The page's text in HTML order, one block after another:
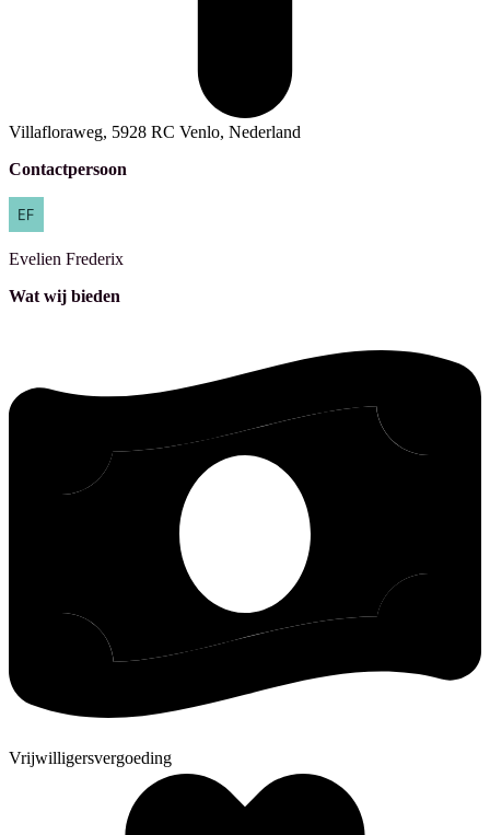
Villafloraweg, 5928 RC Venlo, Nederland
Contactpersoon
Evelien Frederix
Wat wij bieden
Vrijwilligersvergoeding